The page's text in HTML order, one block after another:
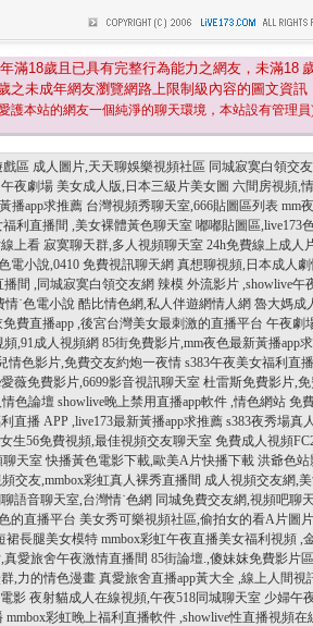
滿18歲且已具有完整行為能力之網友，未滿18
之未成年網友瀏覽網路上限制級內容的圖文資訊
護本站的網友一個純淨的聊天環境，本站設有管理員
區 成人圖片,天天聊娛樂視頻社區 同城寂寞白領交
午夜劇場 美女成人版,日本三級片美女圖 六間房視頻,
播app求推薦 台灣視頻秀聊天室,666貼圖區列表 mm
福利直播間 ,美女裸體黃色聊天室 嘟嘟貼圖區,live173
上看 寂寞聊天群,多人視頻聊天室 24h免費線上成人
電小說,0410 免費視訊聊天網 真想聊視頻,日本成人
播間 ,同城寂寞白領交友網 辣模 外流影片 ,showlive午
情˙色電小說 酷比情色網,私人伴遊網情人網 魯大媽成
費直播app ,後宮台灣美女最刺激的直播平台 午夜劇
,91成人視頻網 85街免費影片,mm夜色最新黃播app
情色影片,免費交友約炮一夜情 s383午夜美女福利直
愛薇免費影片,6699影音視訊聊天室 杜雷斯免費影片,
色論壇 showlive晚上禁用直播app軟件 ,情色網站 免
直播 APP ,live173最新黃播app求推薦 s383夜秀場真
生56免費視頻,最佳視頻交友聊天室 免費成人視頻
天室 快播黃色電影下載,歐美A片快播下載 洪爺色站
交友,mmbox彩虹真人裸秀直播間 成人視頻交友網,
語音聊天室,台灣情˙色網 同城免費交友網,視頻吧聊
的直播平台 美女秀可樂視頻社區,偷拍女的看A片圖片
裙長腿美女模特 mmbox彩虹午夜直播美女福利視頻 ,
愛旅舍午夜激情直播間 85街論壇.,傻妹妺免費影片區
,力的情色漫畫 真愛旅舍直播app黃大全 ,線上人間視
影 夜射貓成人在線視頻,午夜518同城聊天室 少婦午
mmbox彩虹晚上福利直播軟件 ,showlive性直播視頻在